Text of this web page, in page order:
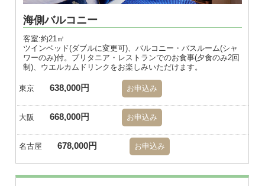
海側バルコニー
客室:約21㎡
ツインベッド(ダブルに変更可)、バルコニー・バスルーム(シャ
ワーのみ)付。ブリタニア・レストランでのお食事(夕食のみ2回
制)、ウエルカムドリンクをお楽しみいただけます。
東京 638,000円 お申込み
大阪 668,000円 お申込み
名古屋 678,000円 お申込み